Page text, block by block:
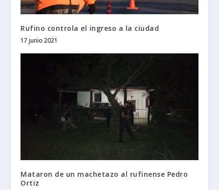
Rufino controla el ingreso a la ciudad
17 junio 2021
Mataron de un machetazo al rufinense Pedro
Ortiz